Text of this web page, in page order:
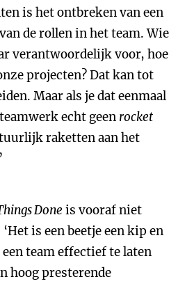
is het ontbreken van een
de rollen in het team. Wie
verantwoordelijk voor, hoe
projecten? Dat kan tot
Maar als je dat eenmaal
echt geen rocket
raketten aan het
Done is vooraf niet
is een beetje een kip en
team effectief te laten
hoog presterende